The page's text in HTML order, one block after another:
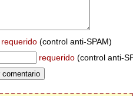
requerido (control anti-SPAM)
requerido (control anti-